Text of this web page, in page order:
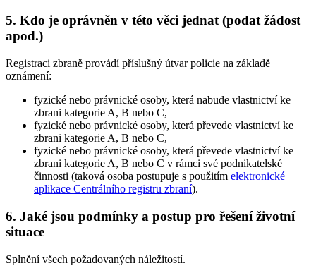
5. Kdo je oprávněn v této věci jednat (podat žádost
apod.)
Registraci zbraně provádí příslušný útvar policie na základě
oznámení:
fyzické nebo právnické osoby, která nabude vlastnictví ke
zbrani kategorie A, B nebo C,
fyzické nebo právnické osoby, která převede vlastnictví ke
zbrani kategorie A, B nebo C,
fyzické nebo právnické osoby, která převede vlastnictví ke
zbrani kategorie A, B nebo C v rámci své podnikatelské
činnosti (taková osoba postupuje s použitím elektronické
aplikace Centrálního registru zbraní).
6. Jaké jsou podmínky a postup pro řešení životní
situace
Splnění všech požadovaných náležitostí.